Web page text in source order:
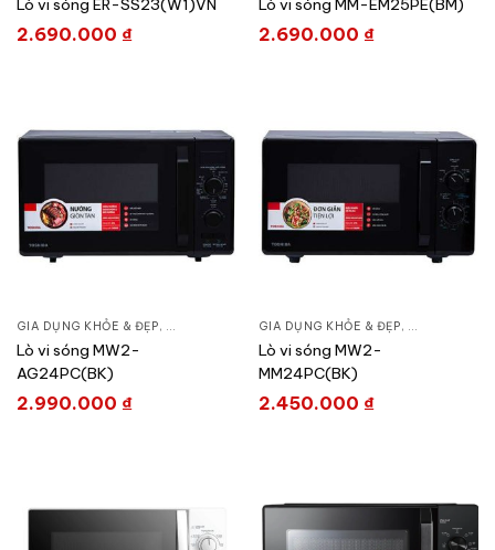
Lò vi sóng ER-SS23(W1)VN
2.690.000 ₫
Lò vi sóng MM-EM25PE(BM)
2.690.000 ₫
GIA DỤNG KHỎE & ĐẸP, ,LÒ VI SÓNG
Lò vi sóng MW2-
AG24PC(BK)
2.990.000 ₫
GIA DỤNG KHỎE & ĐẸP,
Lò vi sóng MW2-
MM24PC(BK)
2.450.000 ₫